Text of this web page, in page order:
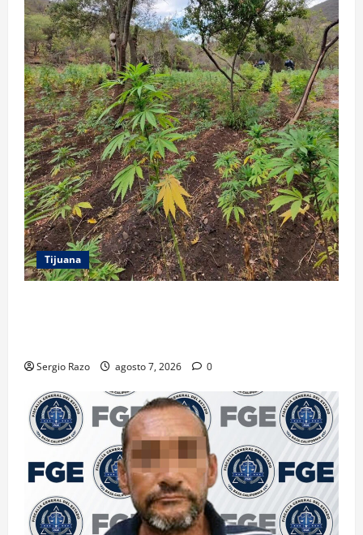
Tijuana
Sergio Razo agosto 7, 2026 0